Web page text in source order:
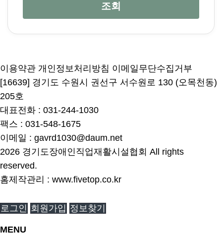
조회
이용약관 개인정보처리방침 이메일무단수집거부
[16639] 경기도 수원시 권선구 서수원로 130 (오목천동)
205호
대표전화 : 031-244-1030
팩스 : 031-548-1675
이메일 : gavrd1030@daum.net
2026 경기도장애인직업재활시설협회 All rights
reserved.
홈제작관리 : www.fivetop.co.kr
로그인 회원가입 정보찾기
MENU